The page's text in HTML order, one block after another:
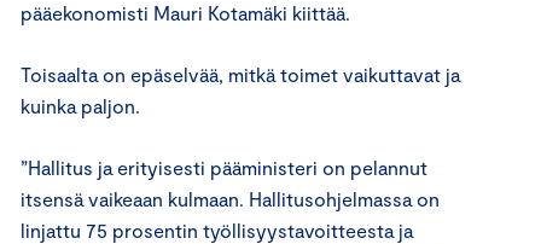
pääekonomisti Mauri Kotamäki kiittää.
Toisaalta on epäselvää, mitkä toimet vaikuttavat ja
kuinka paljon.
”Hallitus ja erityisesti pääministeri on pelannut
itsensä vaikeaan kulmaan. Hallitusohjelmassa on
linjattu 75 prosentin työllisyystavoitteesta ja